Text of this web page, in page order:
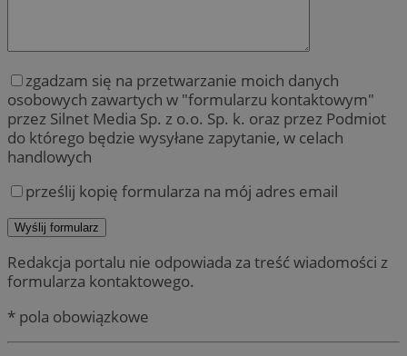
zgadzam się na przetwarzanie moich danych
osobowych zawartych w "formularzu kontaktowym"
przez Silnet Media Sp. z o.o. Sp. k. oraz przez Podmiot
do którego będzie wysyłane zapytanie, w celach
handlowych
prześlij kopię formularza na mój adres email
Redakcja portalu nie odpowiada za treść wiadomości z
formularza kontaktowego.
* pola obowiązkowe